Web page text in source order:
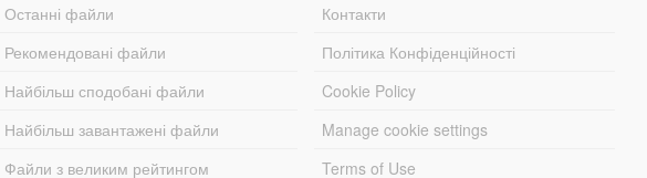
Останні файли
Рекомендовані файли
Найбільш сподобані файли
Найбільш завантажені файли
Файли з великим рейтингом
Контакти
Політика Конфіденційності
Cookie Policy
Manage cookie settings
Terms of Use